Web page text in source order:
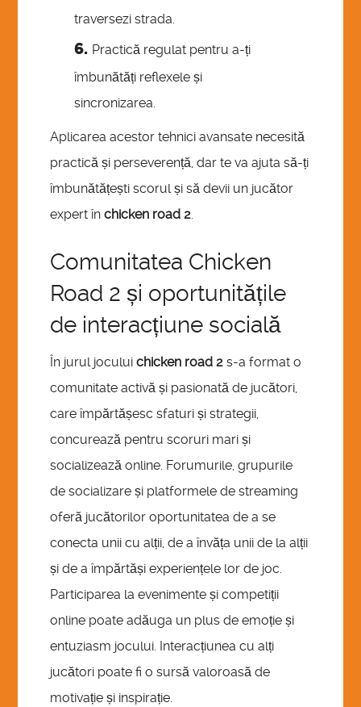
traversezi strada.
Practică regulat pentru a-ți
îmbunătăți reflexele și
sincronizarea.
Aplicarea acestor tehnici avansate necesită
practică și perseverență, dar te va ajuta să-ți
îmbunătățești scorul și să devii un jucător
expert închicken road 2
Comunitatea Chicken
Road 2 și oportunitățile
de interacțiune socială
În jurul joculuichicken road 2 s-a format o
comunitate activă și pasionată de jucători,
care împărtășesc sfaturi și strategii,
concurează pentru scoruri mari și
socializează online. Forumurile, grupurile
de socializare și platformele de streaming
oferă jucătorilor oportunitatea de a se
conecta unii cu alții, de a învăța unii de la alții
și de a împărtăși experiențele lor de joc.
Participarea la evenimente și competiții
online poate adăuga un plus de emoție și
entuziasm jocului. Interacțiunea cu alți
jucători poate fi o sursă valoroasă de
motivație și inspirație.